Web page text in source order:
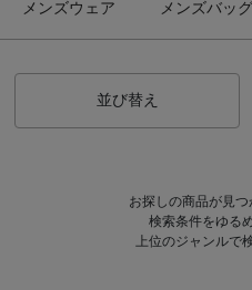
メンズウェア メンズバッグ
並び替え
お探しの商品が見つ
検索条件をゆる
上位のジャンルで